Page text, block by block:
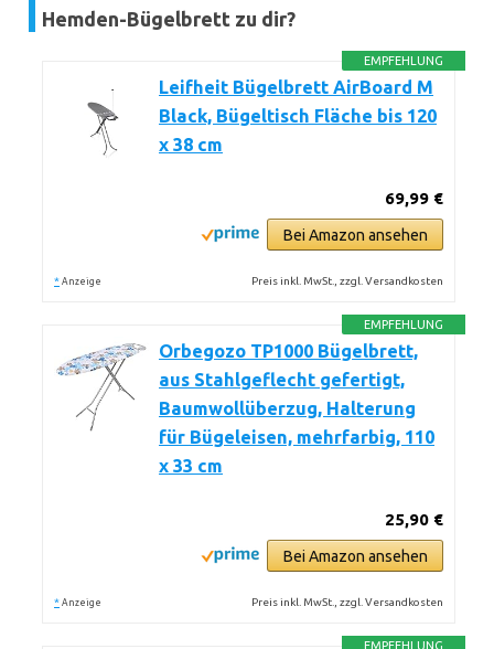
Hemden-Bügelbrett zu dir?
EMPFEHLUNG
Leifheit Bügelbrett AirBoard M
Black, Bügeltisch Fläche bis 120
x 38 cm
69,99 €
Bei Amazon ansehen
* Anzeige Preis inkl. MwSt., zzgl. Versandkosten
EMPFEHLUNG
Orbegozo TP1000 Bügelbrett,
aus Stahlgeflecht gefertigt,
Baumwollüberzug, Halterung
für Bügeleisen, mehrfarbig, 110
x 33 cm
25,90 €
Bei Amazon ansehen
* Anzeige Preis inkl. MwSt., zzgl. Versandkosten
EMPFEHLUNG